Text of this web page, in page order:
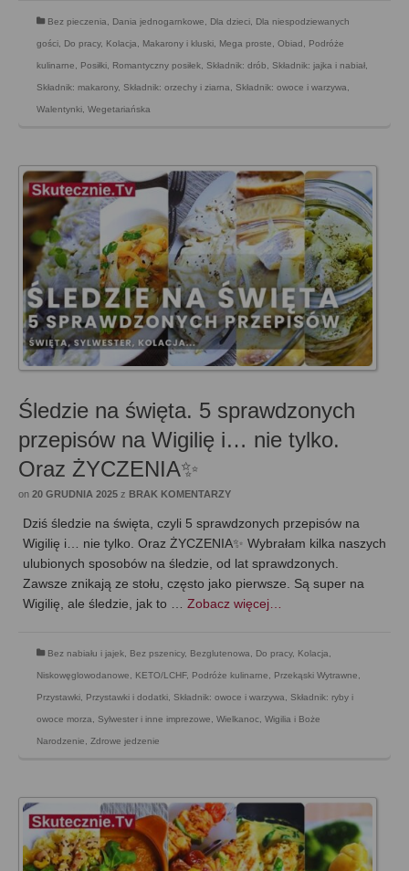
Bez pieczenia Dania jednogarnkowe Dla dzieci Dla niespodziewanych
gości Do pracy, Kolacja Makarony i kluski Mega proste Obiad Podróże
kulinarne Posiłki Romantyczny posiłek Składnik: drób Składnik: jajka i nabiał
Składnik: makarony, Składnik: orzechy i ziarna Składnik: owoce i warzywa
Walentynki Wegetariańska
Śledzie na święta. 5 sprawdzonych
przepisów na Wigilię i… nie tylko.
Oraz ŻYCZENIA✨
on 20 GRUDNIA 2025 z BRAK KOMENTARZY
Dziś śledzie na święta, czyli 5 sprawdzonych przepisów na
Wigilię i… nie tylko. Oraz ŻYCZENIA✨ Wybrałam kilka naszych
ulubionych sposobów na śledzie, od lat sprawdzonych.
Zawsze znikają ze stołu, często jako pierwsze. Są super na
Wigilię, ale śledzie, jak to … Zobacz więcej…
Bez nabiału i jajek Bez pszenicy, Bezglutenowa Do pracy, Kolacja
Niskowęglowodanowe, KETO/LCHF, Podróże kulinarne Przekąski Wytrawne
Przystawki Przystawki i dodatki Składnik: owoce i warzywa Składnik: ryby i
owoce morza Sylwester i inne imprezowe Wielkanoc Wigilia i Boże
Narodzenie Zdrowe jedzenie